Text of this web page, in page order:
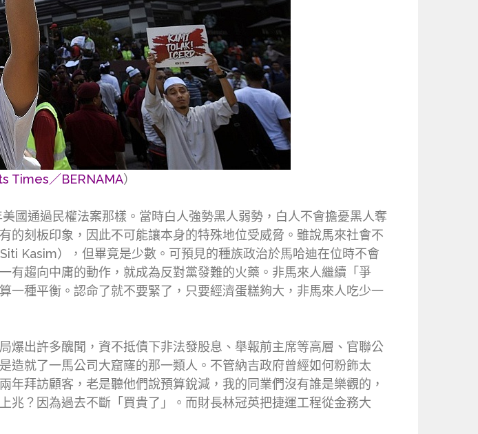
Times／BERNAMA）
國通過民權法案那樣。當時白人強勢黑人弱勢，白人不會擔憂黑人奪
的刻板印象，因此不可能讓本身的特殊地位受威脅。雖說馬來社會不
Kasim），但畢竟是少數。可預見的種族政治於馬哈迪在位時不會
有趨向中庸的動作，就成為反對黨發難的火藥。非馬來人繼續「爭
一種平衡。認命了就不要緊了，只要經濟蛋糕夠大，非馬來人吃少一
爆出許多醜聞，資不抵債下非法發股息、舉報前主席等高層、官聯公
造就了一馬公司大窟窿的那一類人。不管納吉政府曾經如何粉飾太
拜訪顧客，老是聽他們說預算銳減，我的同業們沒有誰是樂觀的，
兆？因為過去不斷「買貴了」。而財長林冠英把捷運工程從金務大